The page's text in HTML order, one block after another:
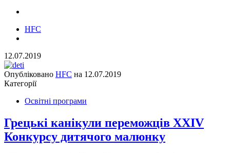
HFC
12.07.2019
Опубліковано HFC на 12.07.2019
Категорії
Освітні програми
Грецькі канікули переможців XXIV
Конкурсу дитячого малюнку